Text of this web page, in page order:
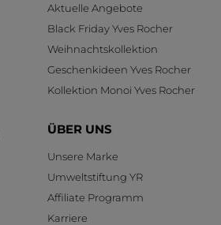
Aktuelle Angebote
Black Friday Yves Rocher
Weihnachtskollektion
Geschenkideen Yves Rocher
Kollektion Monoi Yves Rocher
ÜBER UNS
Unsere Marke
Umweltstiftung YR
Affiliate Programm
Karriere